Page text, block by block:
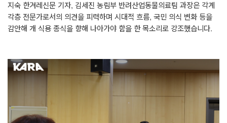
지숙 한겨레신문 기자, 김세진 농림부 반려산업동물의료팀 과장은 각계
각층 전문가로서의 의견을 피력하며 시대적 흐름, 국민 의식 변화 등을
감안해 개 식용 종식을 향해 나아가야 함을 한 목소리로 강조했습니다.